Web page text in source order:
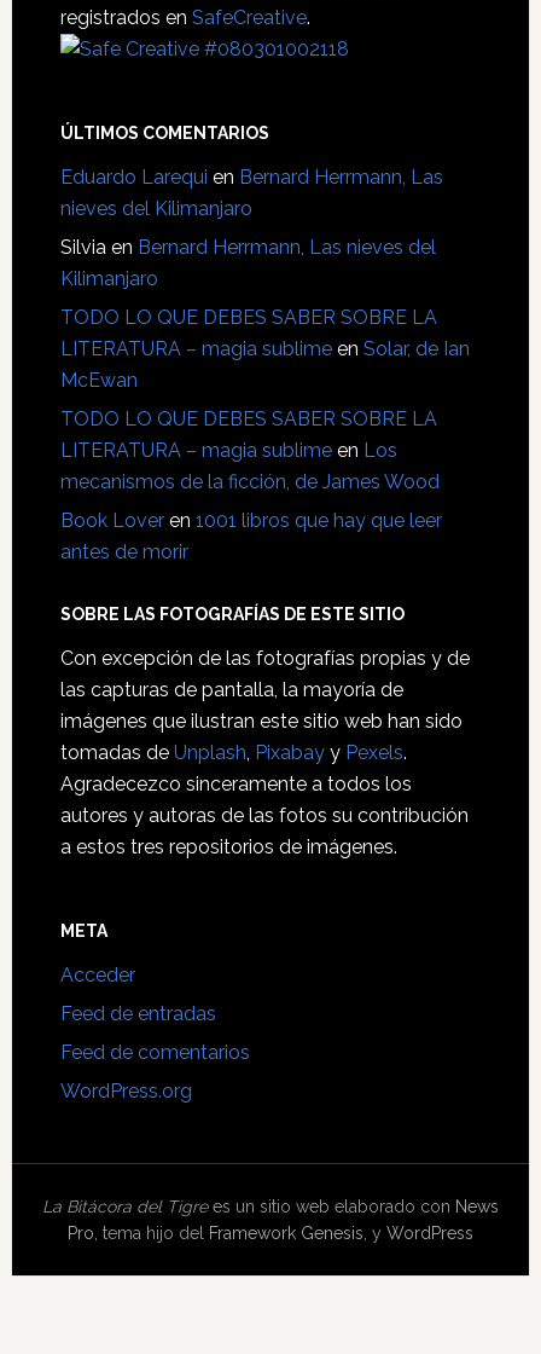
registrados en SafeCreative.
ÚLTIMOS COMENTARIOS
Eduardo Larequi en Bernard Herrmann, Las
nieves del Kilimanjaro
Silviaen Bernard Herrmann, Las nieves del
Kilimanjaro
TODO LO QUE DEBES SABER SOBRE LA
LITERATURA – magia sublimeen Solar, de Ian
McEwan
TODO LO QUE DEBES SABER SOBRE LA
LITERATURA – magia sublimeen Los
mecanismos de la ficción, de James Wood
Book Loveren 1001 libros que hay que leer
antes de morir
SOBRE LAS FOTOGRAFÍAS DE ESTE SITIO
Con excepción de las fotografías propias y de
las capturas de pantalla, la mayoría de
imágenes que ilustran este sitio web han sido
tomadas de Unplash, Pixabayy Pexels.
Agradecezco sinceramente a todos los
autores y autoras de las fotos su contribución
a estos tres repositorios de imágenes.
META
Acceder
Feed de entradas
Feed de comentarios
WordPress.org
La Bitácora del Tigrees un sitio web elaborado con News
Pro , tema hijo del Framework Genesis , y WordPress